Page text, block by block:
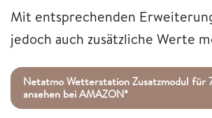
Mit entsprechenden
jedoch auch zusätzliche Werte
Netatmo Wetterstation Zusatzmodul für
ansehen bei AMAZON*